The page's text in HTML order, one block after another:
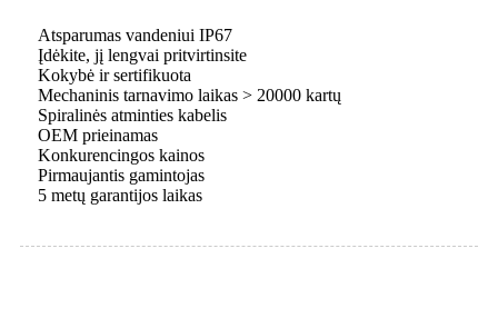
Atsparumas vandeniui IP67
Įdėkite, jį lengvai pritvirtinsite
Kokybė ir sertifikuota
Mechaninis tarnavimo laikas > 20000 kartų
Spiralinės atminties kabelis
OEM prieinamas
Konkurencingos kainos
Pirmaujantis gamintojas
5 metų garantijos laikas